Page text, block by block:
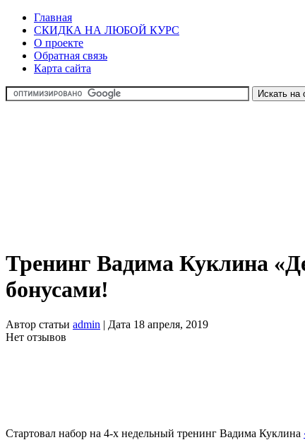
Главная
СКИДКА НА ЛЮБОЙ КУРС
О проекте
Обратная связь
Карта сайта
Тренинг Вадима Куклина
бонусами!
Автор статьи admin | Дата 18 апреля, 2019
Нет отзывов
Стартовал набор на 4-х недельный тренинг Вадима Куклина